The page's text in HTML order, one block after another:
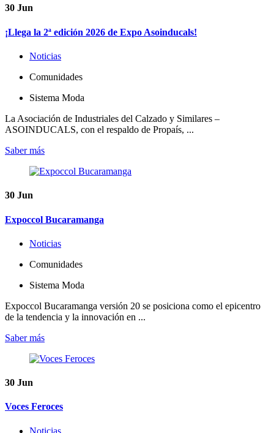
30 Jun
¡Llega la 2ª edición 2026 de Expo Asoinducals!
Noticias
Comunidades
Sistema Moda
La Asociación de Industriales del Calzado y Similares –
ASOINDUCALS, con el respaldo de Propaís, ...
Saber más
30 Jun
Expoccol Bucaramanga
Noticias
Comunidades
Sistema Moda
Expoccol Bucaramanga versión 20 se posiciona como el epicentro
de la tendencia y la innovación en ...
Saber más
30 Jun
Voces Feroces
Noticias